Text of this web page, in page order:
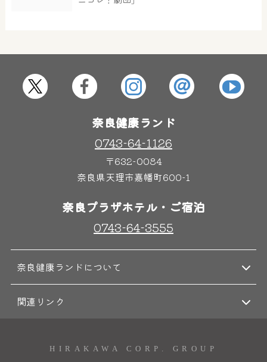
奈良わんぱくランド
はしゃきっズ
ボディケア
奈良健康ランド
0743-64-1126
〒632-0084
奈良県天理市嘉幡町600-1
奈良プラザホテル・ご宿泊
0743-64-3555
奈良健康ランドについて
関連リンク
HIRAKAWA CORP. GROUP